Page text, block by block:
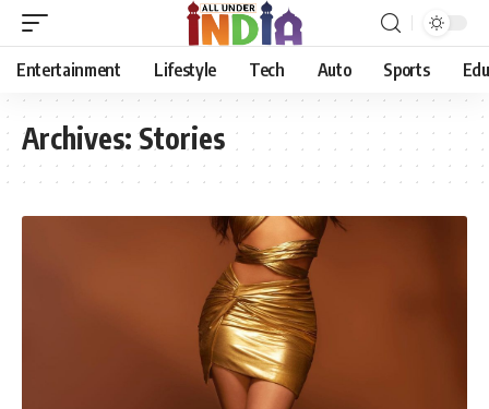
Entertainment Lifestyle Tech Auto Sports
Archives:Stories